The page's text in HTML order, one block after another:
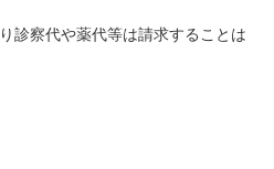
診察代や薬代等は請求することは